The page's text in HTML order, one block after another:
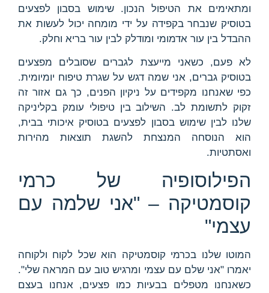
ומתאימים את הטיפול הנכון. שימוש בסבון לפצעים
בטוסיק שנבחר בקפידה על ידי מומחה יכול לעשות את
ההבדל בין עור אדמומי ומודלק לבין עור בריא וחלק.
לא פעם, כשאני מייעצת לגברים שסובלים מפצעים
בטוסיק גברים, אני שמה דגש על שגרת טיפוח יומיומית.
כפי שאנחנו מקפידים על ניקיון הפנים, כך גם אזור זה
זקוק לתשומת לב. השילוב בין טיפולי עומק בקליניקה
שלנו לבין שימוש בסבון לפצעים בטוסיק איכותי בבית,
הוא הנוסחה המנצחת להשגת תוצאות מהירות
ואסתטיות.
הפילוסופיה של כרמי
קוסמטיקה – "אני שלמה עם
עצמי"
המוטו שלנו בכרמי קוסמטיקה הוא שכל לקוח ולקוחה
יאמרו "אני שלם עם עצמי ומרגיש טוב עם המראה שלי".
כשאנחנו מטפלים בבעיות כמו פצעים, אנחנו בעצם